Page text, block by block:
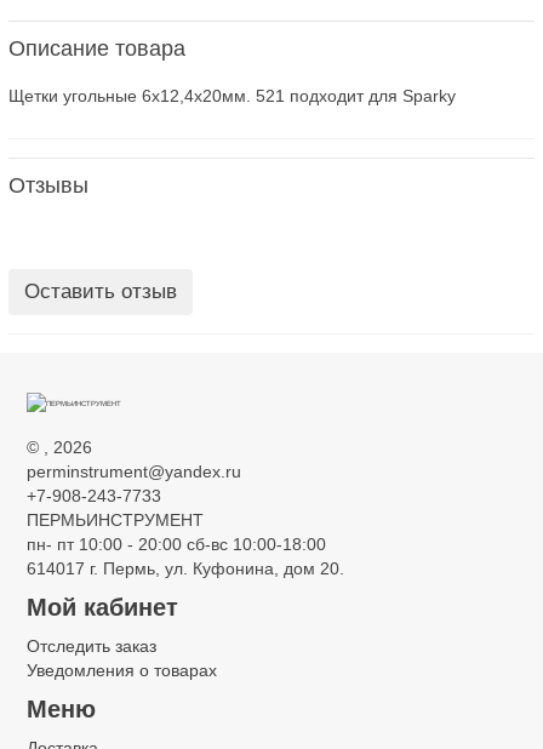
Описание товара
Щетки угольные 6х12,4х20мм. 521 подходит для Sparky
Отзывы
Оставить отзыв
©
, 2026
perminstrument@yandex.ru
+7-908-243-7733
ПЕРМЬИНСТРУМЕНТ
пн- пт 10:00 - 20:00 сб-вс 10:00-18:00
614017 г. Пермь, ул. Куфонина, дом 20.
Мой кабинет
Отследить заказ
Уведомления о товарах
Меню